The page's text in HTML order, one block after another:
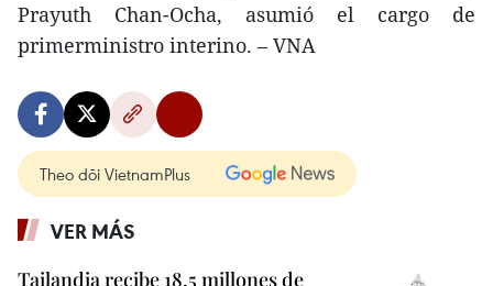
Prayuth Chan-Ocha, asumió el cargo de
primerministro interino. – VNA
Theo dõi VietnamPlus
VER MÁS
Tailandia recibe 18,5 millones de